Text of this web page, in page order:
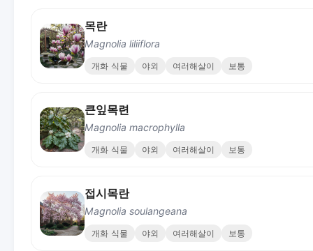
목란
Magnolia liliiflora
개화 식물 야외 여러해살이 보통
큰잎목련
Magnolia macrophylla
개화 식물 야외 여러해살이 보통
접시목란
Magnolia soulangeana
개화 식물 야외 여러해살이 보통